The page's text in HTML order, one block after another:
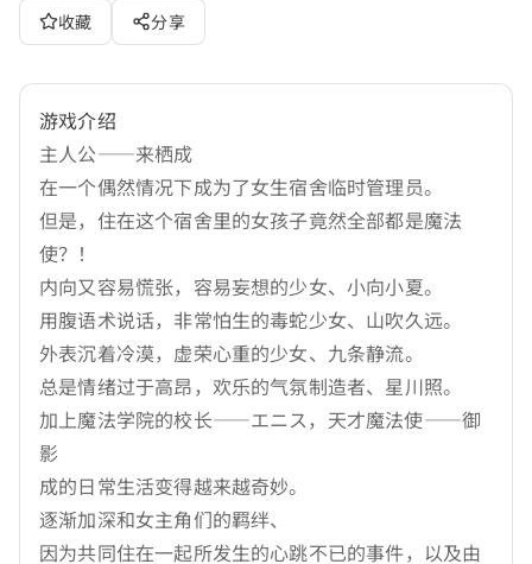
收藏
分享
游戏介绍
主人公——来栖成
在一个偶然情况下成为了女生宿舍临时管理员。
但是，住在这个宿舍里的女孩子竟然全部都是魔法
使？！
内向又容易慌张，容易妄想的少女、小向小夏。
用腹语术说话，非常怕生的毒蛇少女、山吹久远。
外表沉着冷漠，虚荣心重的少女、九条静流。
总是情绪过于高昂，欢乐的气氛制造者、星川照。
加上魔法学院的校长——エニス，天才魔法使——御
影
成的日常生活变得越来越奇妙。
逐渐加深和女主角们的羁绊、
因为共同住在一起所发生的心跳不已的事件，以及由